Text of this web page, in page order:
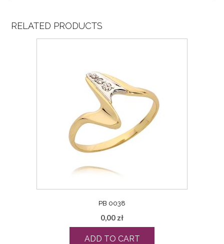
RELATED PRODUCTS
PB 0038
0,00 zł
ADD TO CART